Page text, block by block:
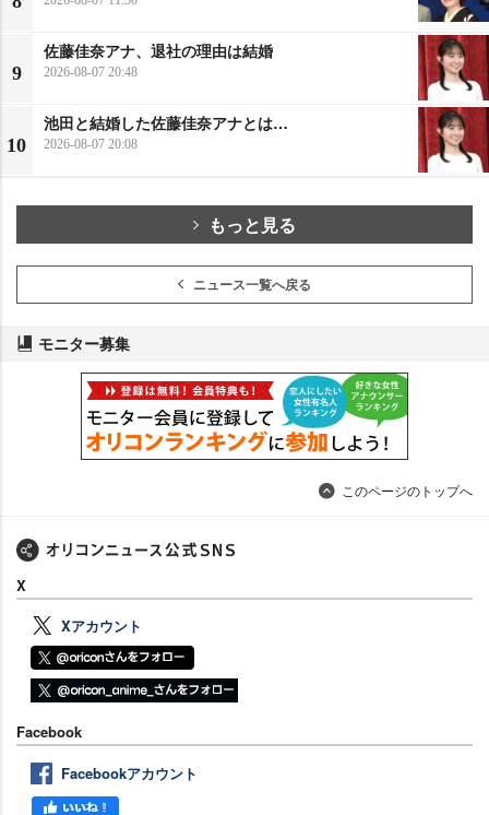
9
佐藤佳奈アナ、退社の理由は結婚
2026-08-07 20:48
10
池田と結婚した佐藤佳奈アナとは…
2026-08-07 20:08
もっと見る
ニュース一覧へ戻る
モニター募集
このページのトップへ
X
Xアカウント
Facebook
Facebookアカウント